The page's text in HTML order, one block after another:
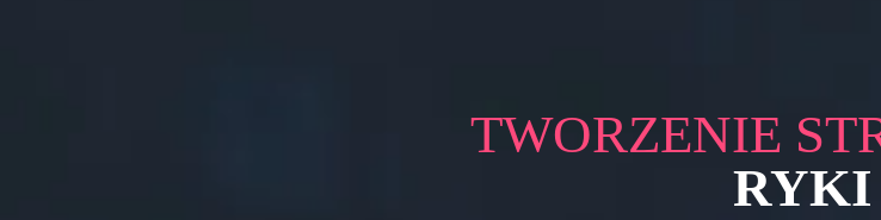
TWORZENIE
RYKI